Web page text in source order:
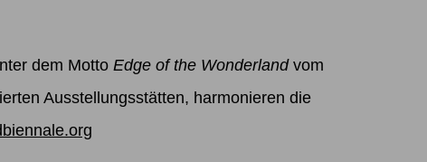
dem Motto Edge of the Wonderland vom
Ausstellungsstätten, harmonieren die